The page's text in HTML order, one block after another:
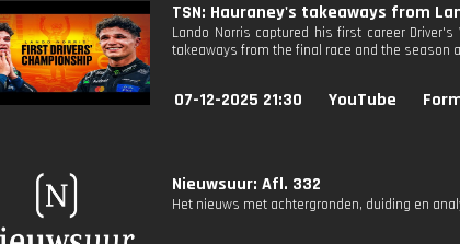
TSN: Hauraney's takeaways from
Lando Norris captured his first career
takeaways from the final race and the season
07-12-2025 21:30 YouTube
Nieuwsuur: Afl. 332
Het nieuws met achtergronden, duiding en